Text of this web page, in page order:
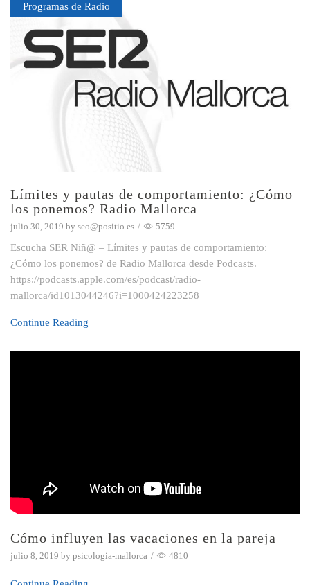
Programas de Radio
Límites y pautas de comportamiento: ¿Cómo
los ponemos? Radio Mallorca
julio 30, 2019 by seo@positio.es / 5759
Escucha SER Niñ@ – Límites y pautas de comportamiento:
¿Cómo los ponemos? de Radio Mallorca desde Podcasts.
https://podcasts.apple.com/es/podcast/radio-
mallorca/id1013044246?i=1000424223258
Continue Reading
Cómo influyen las vacaciones en la pareja
julio 8, 2019 by psicologia-mallorca / 4810